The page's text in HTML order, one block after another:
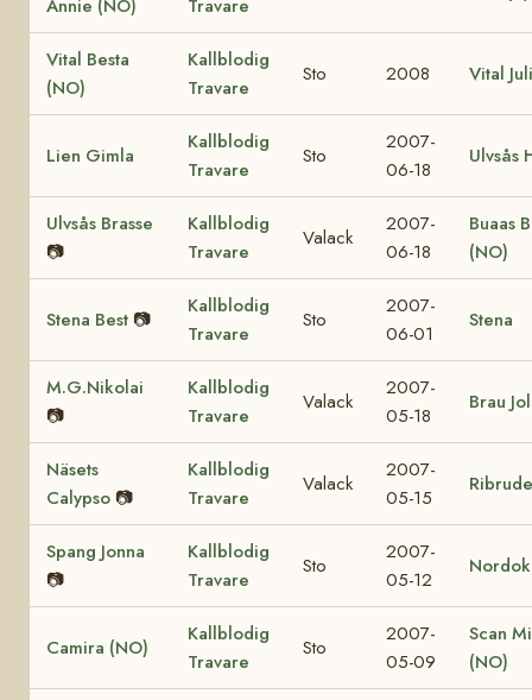
Annie (NO)
Travare
Vital Besta
(NO)
Kallblodig
Travare
Sto 2008 Vital
Lien Gimla
Kallblodig
Travare
Sto
2007-
06-18
Ulvsås
Ulvsås Brasse
📷
Kallblodig
Travare
Valack
2007-
06-18
Buaas
(NO)
Stena Best 📷
Kallblodig
Travare
Sto
2007-
06-01
Stena
M.G.Nikolai
📷
Kallblodig
Travare
Valack
2007-
05-18
Brau
Näsets
Calypso 📷
Kallblodig
Travare
Valack
2007-
05-15
Spang Jonna
📷
Kallblodig
Travare
Sto
2007-
05-12
Camira (NO)
Kallblodig
Travare
Sto
2007-
05-09
Scan
(NO)